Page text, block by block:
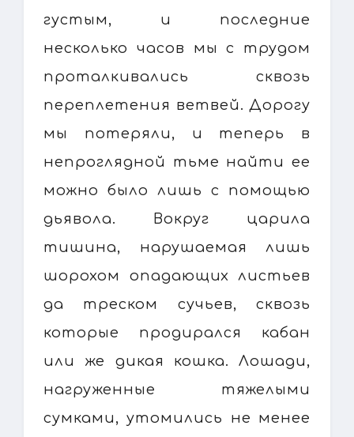
густым, и последние
несколько часов мы с трудом
проталкивались сквозь
переплетения ветвей. Дорогу
мы потеряли, и теперь в
непроглядной тьме найти ее
можно было лишь с помощью
дьявола. Вокруг царила
тишина, нарушаемая лишь
шорохом опадающих листьев
да треском сучьев, сквозь
которые продирался кабан
или же дикая кошка. Лошади,
нагруженные тяжелыми
сумками, утомились не менее